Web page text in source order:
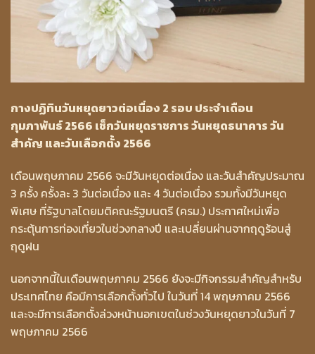
กางปฏิทินวันหยุดยาวต่อเนื่อง 2 รอบ ประจำเดือน
กุมภาพันธ์ 2566 เช็กวันหยุดราชการ วันหยุดธนาคาร วัน
สำคัญ และวันเลือกตั้ง 2566
เดือนพฤษภาคม 2566 จะมีวันหยุดต่อเนื่อง และวันสำคัญประมาณ
3 ครั้ง ครั้งละ 3 วันต่อเนื่อง และ 4 วันต่อเนื่อง รวมทั้งมีวันหยุด
พิเศษ ที่รัฐบาลโดยมติคณะรัฐมนตรี (ครม.) ประกาศใหม่เพื่อ
กระตุ้นการท่องเที่ยวในช่วงกลางปี และเปลี่ยนผ่านจากฤดูร้อนสู่
ฤดูฝน
นอกจากนี้ในเดือนพฤษภาคม 2566 ยังจะมีกิจกรรมสำคัญสำหรับ
ประเทศไทย คือมีการเลือกตั้งทั่วไป ในวันที่ 14 พฤษภาคม 2566
และจะมีการเลือกตั้งล่วงหน้านอกเขตในช่วงวันหยุดยาวในวันที่ 7
พฤษภาคม 2566